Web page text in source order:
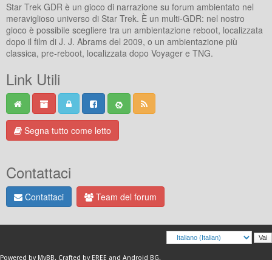
Star Trek GDR è un gioco di narrazione su forum ambientato nel
meraviglioso universo di Star Trek. È un multi-GDR: nel nostro
gioco è possibile scegliere tra un ambientazione reboot, localizzata
dopo il film di J. J. Abrams del 2009, o un ambientazione più
classica, pre-reboot, localizzata dopo Voyager e TNG.
Link Utili
Segna tutto come letto
Contattaci
Contattaci Team del forum
Powered by MyBB. Crafted by EREE and Android BG.